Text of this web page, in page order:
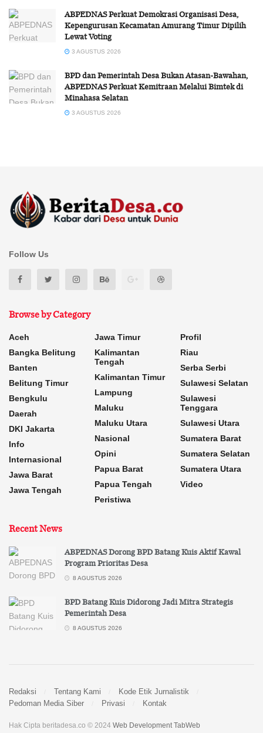
ABPEDNAS Perkuat Demokrasi Organisasi Desa,
Kepengurusan Kecamatan Amurang Timur Dipilih
Lewat Voting
3 AGUSTUS 2026
BPD dan Pemerintah Desa Bukan Atasan-Bawahan,
ABPEDNAS Perkuat Kemitraan Melalui Bimtek di
Minahasa Selatan
3 AGUSTUS 2026
Follow Us
Browse by Category
Aceh
Bangka Belitung
Banten
Belitung Timur
Bengkulu
Daerah
DKI Jakarta
Info
Internasional
Jawa Barat
Jawa Tengah
Jawa Timur
Kalimantan
Tengah
Kalimantan Timur
Lampung
Maluku
Maluku Utara
Nasional
Opini
Papua Barat
Papua Tengah
Peristiwa
Profil
Riau
Serba Serbi
Sulawesi Selatan
Sulawesi
Tenggara
Sulawesi Utara
Sumatera Barat
Sumatera Selatan
Sumatera Utara
Video
Recent News
ABPEDNAS Dorong BPD Batang Kuis Aktif Kawal
Program Prioritas Desa
8 AGUSTUS 2026
BPD Batang Kuis Didorong Jadi Mitra Strategis
Pemerintah Desa
8 AGUSTUS 2026
Redaksi Tentang Kami
Kode Etik Jurnalistik
Pedoman Media Siber
Privasi Kontak
Hak Cipta beritadesa.co © 2024 Web Development TabWeb